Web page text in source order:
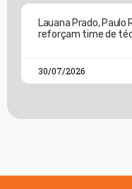
Lauana Prado, Paulo
reforçam time de
30/07/2026